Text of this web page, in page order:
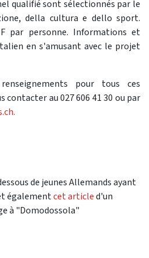
qualifié sont sélectionnés par le
della cultura e dello sport.
par personne. Informations et
en s'amusant avec le projet
pour tous ces
contacter au 027 606 41 30 ou par
de jeunes Allemands ayant
égalementcet articled'un
à "Domodossola"